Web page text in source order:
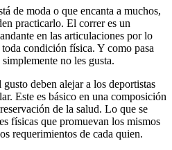
de moda o que encanta a muchos,
practicarlo. El correr es un
en las articulaciones por lo
condición física. Y como pasa
no les gusta.
deben alejar a los deportistas
Este es básico en una composición
de la salud. Lo que se
físicas que promuevan los mismos
requerimientos de cada quien.